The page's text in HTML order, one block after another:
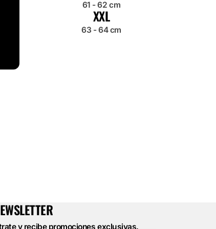
61 - 62 cm
XXL
63 - 64 cm
y recibe promociones exclusivas.